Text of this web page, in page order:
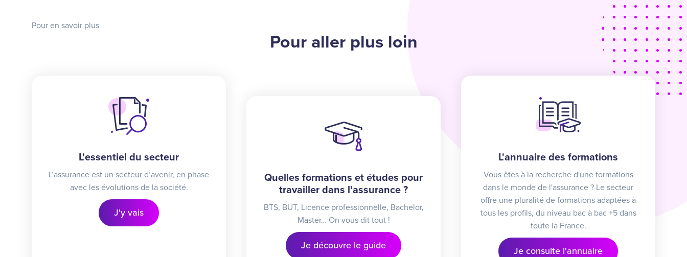
Pour en savoir plus
Pour aller plus loin
L'essentiel du secteur
L’assurance est un secteur d’avenir, en phase
avec les évolutions de la société.
J'y vais
Quelles formations et études pour
travailler dans l'assurance ?
BTS, BUT, Licence professionnelle, Bachelor,
Master… On vous dit tout !
Je découvre le guide
L'annuaire des formations
Vous êtes à la recherche d'une formations
dans le monde de l'assurance ? Le secteur
offre une pluralité de formations adaptées à
tous les profils, du niveau bac à bac +5 dans
toute la France.
Je consulte l'annuaire